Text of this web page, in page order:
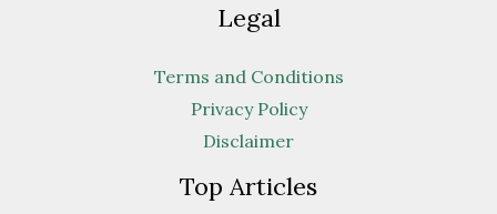
Legal
Terms and Conditions
Privacy Policy
Disclaimer
Top Articles